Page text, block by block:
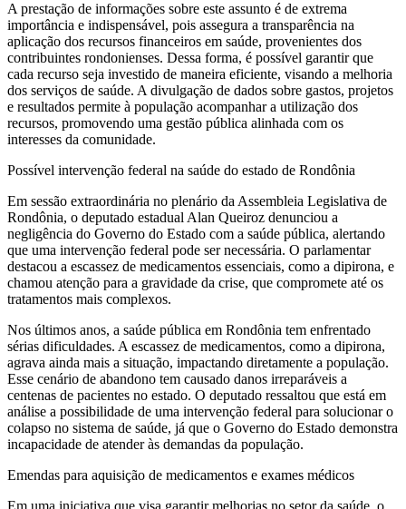
A prestação de informações sobre este assunto é de extrema
importância e indispensável, pois assegura a transparência na
aplicação dos recursos financeiros em saúde, provenientes dos
contribuintes rondonienses. Dessa forma, é possível garantir que
cada recurso seja investido de maneira eficiente, visando a melhoria
dos serviços de saúde. A divulgação de dados sobre gastos, projetos
e resultados permite à população acompanhar a utilização dos
recursos, promovendo uma gestão pública alinhada com os
interesses da comunidade.
Possível intervenção federal na saúde do estado de Rondônia
Em sessão extraordinária no plenário da Assembleia Legislativa de
Rondônia, o deputado estadual Alan Queiroz denunciou a
negligência do Governo do Estado com a saúde pública, alertando
que uma intervenção federal pode ser necessária. O parlamentar
destacou a escassez de medicamentos essenciais, como a dipirona, e
chamou atenção para a gravidade da crise, que compromete até os
tratamentos mais complexos.
Nos últimos anos, a saúde pública em Rondônia tem enfrentado
sérias dificuldades. A escassez de medicamentos, como a dipirona,
agrava ainda mais a situação, impactando diretamente a população.
Esse cenário de abandono tem causado danos irreparáveis a
centenas de pacientes no estado. O deputado ressaltou que está em
análise a possibilidade de uma intervenção federal para solucionar o
colapso no sistema de saúde, já que o Governo do Estado demonstra
incapacidade de atender às demandas da população.
Emendas para aquisição de medicamentos e exames médicos